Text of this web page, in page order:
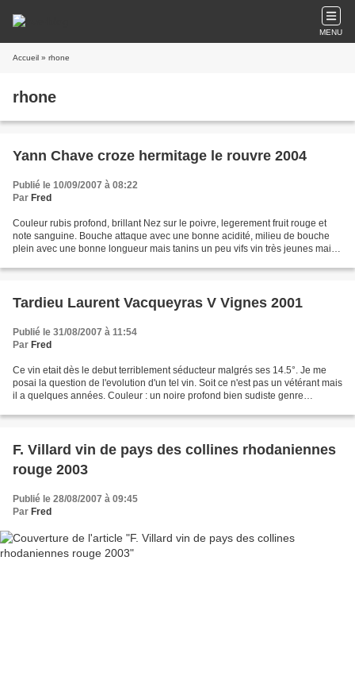
MENU
Accueil » rhone
rhone
Yann Chave croze hermitage le rouvre 2004
Publié le 10/09/2007 à 08:22
Par Fred
Couleur rubis profond, brillant Nez sur le poivre, legerement fruit rouge et
note sanguine. Bouche attaque avec une bonne acidité, milieu de bouche
plein avec une bonne longueur mais tanins un peu vifs vin très jeunes mais
Tardieu Laurent Vacqueyras V Vignes 2001
Publié le 31/08/2007 à 11:54
Par Fred
Ce vin etait dès le debut terriblement séducteur malgrés ses 14.5°. Je me
posai la question de l'evolution d'un tel vin. Soit ce n'est pas un vétérant mais
il a quelques années. Couleur : un noire profond bien sudiste genre
F. Villard vin de pays des collines rhodaniennes
rouge 2003
Publié le 28/08/2007 à 09:45
Par Fred